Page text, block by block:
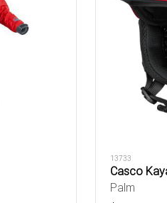
13733
Casco
Palm